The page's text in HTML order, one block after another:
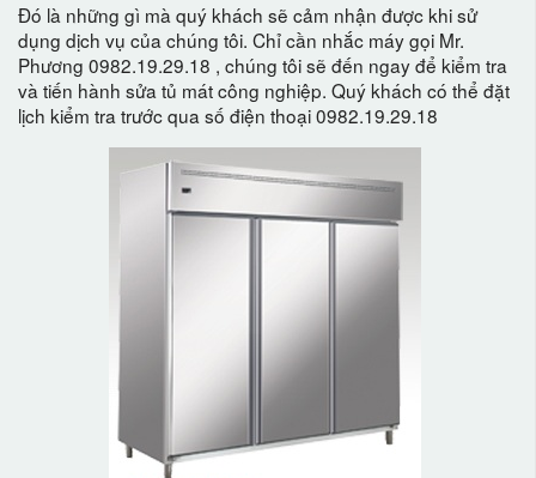
Đó là những gì mà quý khách sẽ cảm nhận được khi sử
dụng dịch vụ của chúng tôi. Chỉ cần nhắc máy gọi Mr.
Phương 0982.19.29.18 , chúng tôi sẽ đến ngay để kiểm tra
và tiến hành sửa tủ mát công nghiệp. Quý khách có thể đặt
lịch kiểm tra trước qua số điện thoại0982.19.29.18